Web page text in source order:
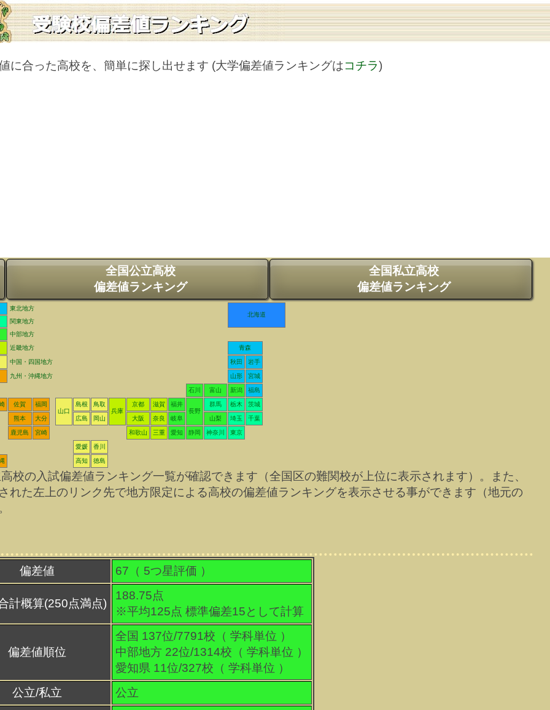
に合った高校を、簡単に探し出せます (大学偏差値ランキングはコチラ)
全国公立高校
偏差値ランキング
全国私立高校
偏差値ランキング
東北地方
北海道
関東地方
中部地方
近畿地方
青森
中国・四国地方 秋田 岩手
九州・沖縄地方 山形 宮城
石川 富山 新潟 福島
佐賀
福岡
山口
島根
鳥取
兵庫
京都 滋賀
福井
長野
群馬 栃木 茨城
熊本 大分 広島 岡山 大阪 奈良 岐阜 山梨 埼玉 千葉
鹿児島 宮崎 和歌山 三重 愛知 静岡 神奈川 東京
愛媛 香川
高知 徳島
の入試偏差値ランキング一覧が確認できます（全国区の難関校が上位に表示されます）。また、
れた左上のリンク先で地方限定による高校の偏差値ランキングを表示させる事ができます（地元の
偏差値 67（ 5つ星評価 ）
計概算(250点満点)
188.75点
※平均125点 標準偏差15として計算
偏差値順位
全国 137位/7791校（ 学科単位 ）
中部地方 22位/1314校（ 学科単位 ）
愛知県 11位/327校（ 学科単位 ）
公立/私立
公立